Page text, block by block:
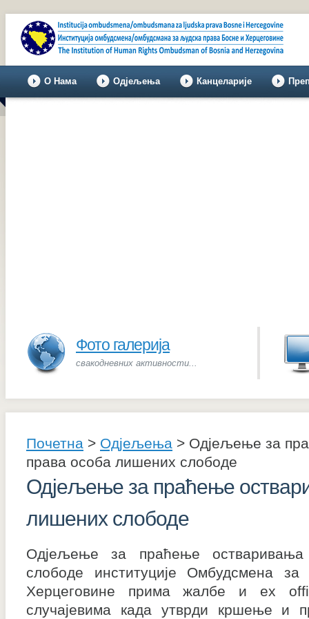
О Нама Одјељења Канцеларије
Фото галерија
свакодневних активности...
Почетна > Одјељења > Одјељење за
права особа лишених слободе
Одјељење за праћење
лишених слободе
Одјељење за праћење
слободе институције Омбудсмена
Херцеговине прима жалбе и ex
случајевима када утврди кршење и